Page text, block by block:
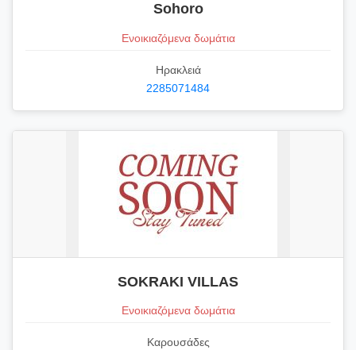
Sohoro
Ενοικιαζόμενα δωμάτια
Ηρακλειά
2285071484
SOKRAKI VILLAS
Ενοικιαζόμενα δωμάτια
Καρουσάδες